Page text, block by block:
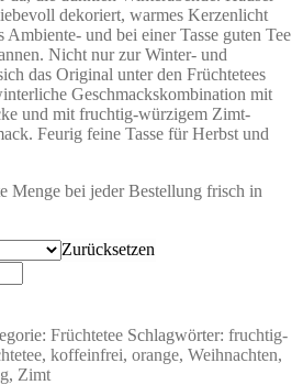
dekoriert, warmes Kerzenlicht
und bei einer Tasse guten Tee
Nicht nur zur Winter- und
das Original unter den Früchtetees
Geschmackskombination mit
und mit fruchtig-würzigem Zimt-
Feurig feine Tasse für Herbst und
Menge bei jeder Bestellung frisch in
Zurücksetzen
Früchtetee Schlagwörter: fruchtig-
, koffeinfrei, orange, Weihnachten,
, Zimt